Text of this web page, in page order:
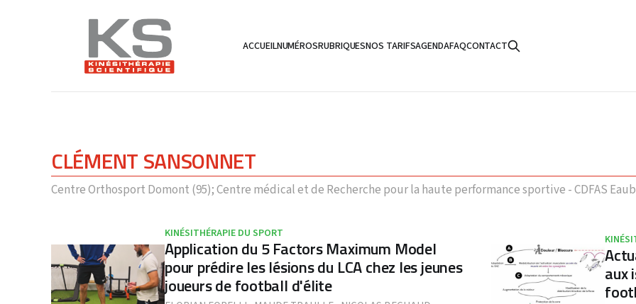
ACCUEILNUMÉROSRUBRIQUESNOS TARIFSAGENDAFAQCONTACT
CLÉMENT SANSONNET
Centre Orthosport Domont (95); Centre médical et de Recherche pour la haute performance sportive - CDFAS
KINÉSITHÉRAPIE DU SPORT
Application du 5 Factors Maximum Model
pour prédire les lésions du LCA chez les jeunes
joueurs de football d'élite aux